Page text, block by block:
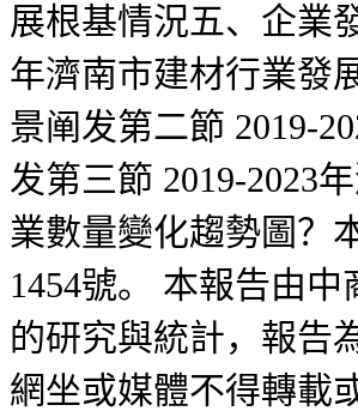
展根基情況五、企業
年濟南市建材行業發
景阐发第二節 2019-
发第三節 2019-2023
業數量變化趨勢圖？
1454號。 本報告由
的研究與統計，報告
網坐或媒體不得轉載